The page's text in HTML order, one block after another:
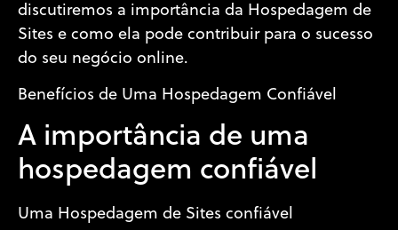
discutiremos a importância da Hospedagem de
Sites e como ela pode contribuir para o sucesso
do seu negócio online.
Benefícios de Uma Hospedagem Confiável
A importância de uma
hospedagem confiável
Uma Hospedagem de Sites confiável